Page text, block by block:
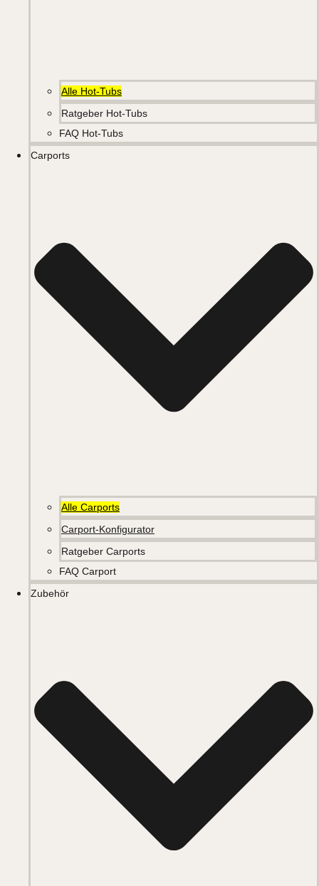
Alle Hot-Tubs
Ratgeber Hot-Tubs
FAQ Hot-Tubs
Carports
Alle Carports
Carport-Konfigurator
Ratgeber Carports
FAQ Carport
Zubehör